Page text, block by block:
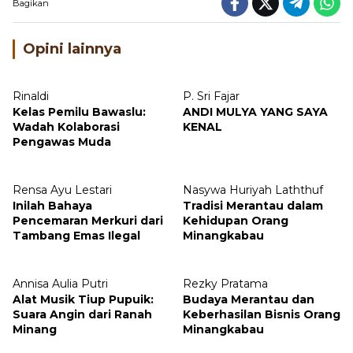
Bagikan
Opini lainnya
Rinaldi
Kelas Pemilu Bawaslu:
Wadah Kolaborasi
Pengawas Muda
P. Sri Fajar
ANDI MULYA YANG SAYA
KENAL
Rensa Ayu Lestari
Inilah Bahaya
Pencemaran Merkuri dari
Tambang Emas Ilegal
Nasywa Huriyah Laththuf
Tradisi Merantau dalam
Kehidupan Orang
Minangkabau
Annisa Aulia Putri
Alat Musik Tiup Pupuik:
Suara Angin dari Ranah
Minang
Rezky Pratama
Budaya Merantau dan
Keberhasilan Bisnis Orang
Minangkabau